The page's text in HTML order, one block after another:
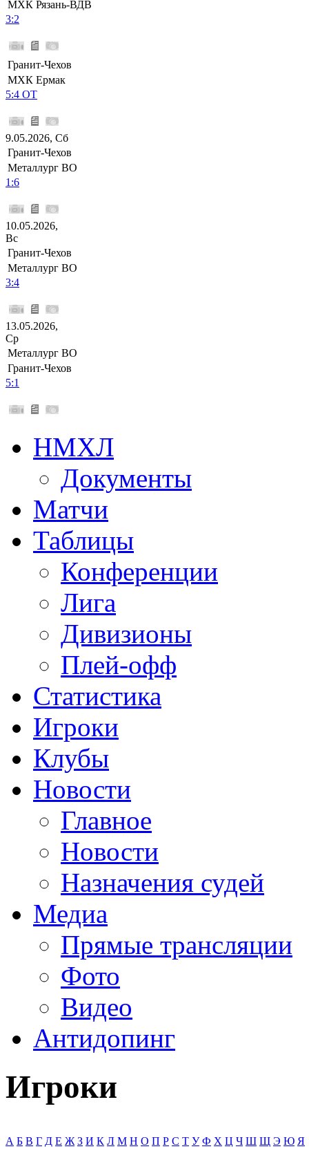
МХК Рязань-ВДВ
3:2
Гранит-Чехов
МХК Ермак
5:4 ОТ
9.05.2026, Сб
Гранит-Чехов
Металлург ВО
1:6
10.05.2026,
Вс
Гранит-Чехов
Металлург ВО
3:4
13.05.2026,
Ср
Металлург ВО
Гранит-Чехов
5:1
НМХЛ
Документы
Матчи
Таблицы
Конференции
Лига
Дивизионы
Плей-офф
Статистика
Игроки
Клубы
Новости
Главное
Новости
Назначения судей
Медиа
Прямые трансляции
Фото
Видео
Антидопинг
Игроки
А Б В Г Д Е Ж З И К Л М Н О П Р С Т У Ф Х Ц Ч Ш Щ Э Ю Я